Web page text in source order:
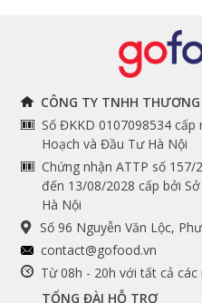
THÔNG TIN
Chính sách và quy định
chung
Hướng dẫn đặt hàng
Cam kết chất lượng
CÔNG TY TNHH
Số ĐKKD 0107098534
Hoạch và Đầu Tư Hà Nội
Chứng nhận ATTP số
đến 13/08/2028 cấp bởi
Hà Nội
Số 96 Nguyễn Văn Lộc,
contact@gofood.vn
Từ 08h - 20h với tất cả
TỔNG ĐÀI HỖ TRỢ